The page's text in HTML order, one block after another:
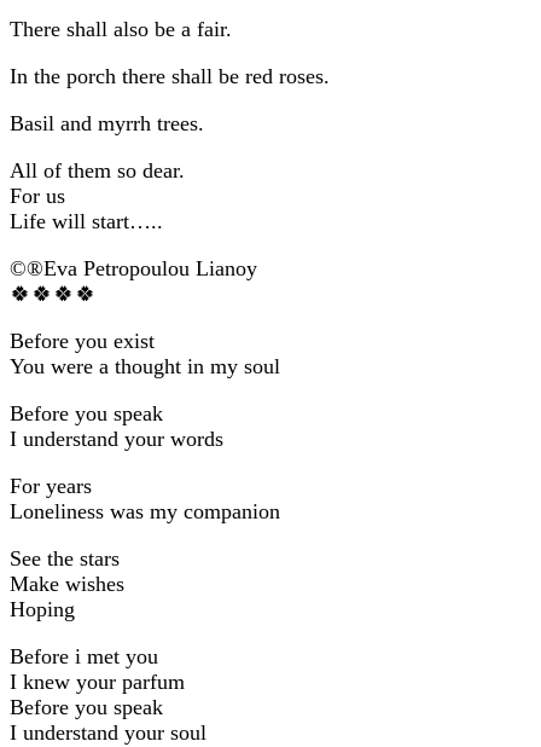
There shall also be a fair.
In the porch there shall be red roses.
Basil and myrrh trees.
All of them so dear.
For us
Life will start…..
©®Eva Petropoulou Lianoy
🍀🍀🍀🍀
Before you exist
You were a thought in my soul
Before you speak
I understand your words
For years
Loneliness was my companion
See the stars
Make wishes
Hoping
Before i met you
I knew your parfum
Before you speak
I understand your soul